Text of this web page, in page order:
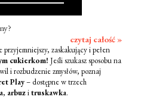
czytaj całość »
przyjemniejszy, zaskakujący i pełen
cukierkom! Jeśli szukasz sposobu na
i rozbudzenie zmysłów, poznaj
Play– dostępne w trzech
, arbuzitruskawka.